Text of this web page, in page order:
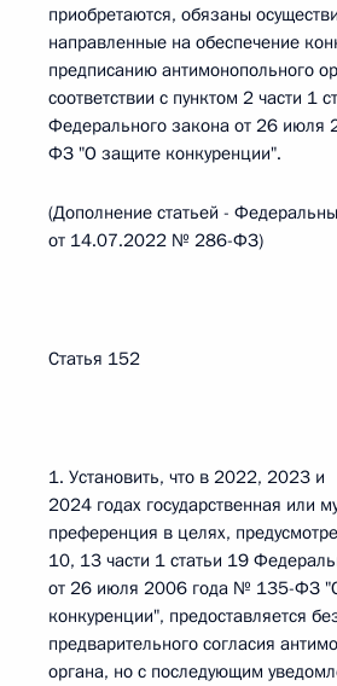
приобретаются, обязаны
направленные на обеспечение
предписанию антимонопольного
соответствии с пунктом 2 части 1
Федерального закона от 26
ФЗ "О защите конкуренции".
(Дополнение статьей -
от 14.07.2022 № 286-ФЗ)
Статья 152
1. Установить, что в 2022, 2023 и
2024 годах государственная или
преференция в целях,
10, 13 части 1 статьи 19
от 26 июля 2006 года № 135-ФЗ
конкуренции", предоставляется
предварительного согласия
органа, но с последующим